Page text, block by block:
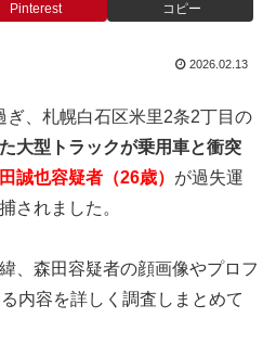
Pinterest コピー
2026.02.13
ぎ、札幌白石区米里2条2丁目の
大型トラックが乗用車と衝突
誠也容疑者（26歳） が過失運
されました。
、森田容疑者の顔画像やプロフ
内容を詳しく調査しまとめて